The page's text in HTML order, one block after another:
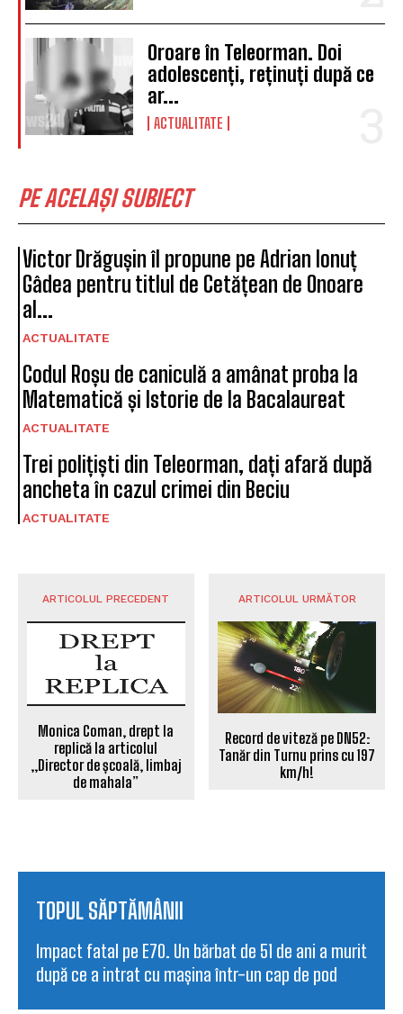
Oroare în Teleorman. Doi
adolescenți, reținuți după ce
ar...
ACTUALITATE
PE ACELAȘI SUBIECT
Victor Drăgușin îl propune pe Adrian Ionuț
Gâdea pentru titlul de Cetățean de Onoare
al...
ACTUALITATE
Codul Roșu de caniculă a amânat proba la
Matematică și Istorie de la Bacalaureat
ACTUALITATE
Trei polițiști din Teleorman, dați afară după
ancheta în cazul crimei din Beciu
ACTUALITATE
ARTICOLUL PRECEDENT
Monica Coman, drept la
replică la articolul
,,Director de școală, limbaj
de mahala”
ARTICOLUL URMĂTOR
Record de viteză pe DN52:
Tanăr din Turnu prins cu 197
km/h!
TOPUL SĂPTĂMÂNII
Impact fatal pe E70. Un bărbat de 51 de ani a murit
după ce a intrat cu mașina într-un cap de pod